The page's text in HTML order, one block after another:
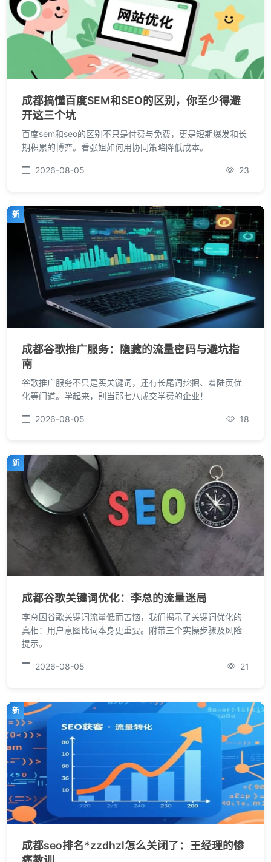
成都搞懂百度SEM和SEO的区别，你至少得避
开这三个坑
百度sem和seo的区别不只是付费与免费，更是短期爆发和长
期积累的博弈。看张姐如何用协同策略降低成本。
2026-08-05 23
新
成都谷歌推广服务：隐藏的流量密码与避坑指
南
谷歌推广服务不只是买关键词，还有长尾词挖掘、着陆页优
化等门道。学起来，别当那七八成交学费的企业！
2026-08-05 18
新
成都谷歌关键词优化：李总的流量迷局
李总因谷歌关键词流量低而苦恼，我们揭示了关键词优化的
真相：用户意图比词本身更重要。附带三个实操步骤及风险
提示。
2026-08-05 21
新
成都seo排名*zzdhzl怎么关闭了：王经理的惨